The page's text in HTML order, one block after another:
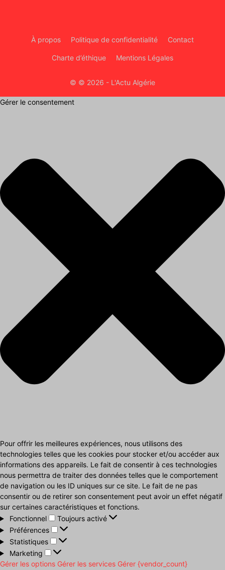
À propos Politique de confidentialité Contact
Charte d’éthique Mentions Légales
© © 2026 - L'Actu Algérie
Gérer le consentement
Pour offrir les meilleures expériences, nous utilisons des
technologies telles que les cookies pour stocker et/ou accéder aux
informations des appareils. Le fait de consentir à ces technologies
nous permettra de traiter des données telles que le comportement
de navigation ou les ID uniques sur ce site. Le fait de ne pas
consentir ou de retirer son consentement peut avoir un effet négatif
sur certaines caractéristiques et fonctions.
Fonctionnel
Fonctionnel
Toujours activé
Préférences
Préférences
Statistiques
Statistiques
Marketing
Marketing
Gérer les options Gérer les services Gérer {vendor_count}